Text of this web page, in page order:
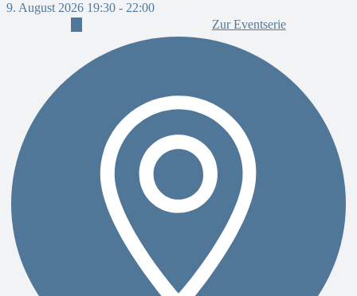
9. August 2026 19:30 - 22:00
Zur Eventserie